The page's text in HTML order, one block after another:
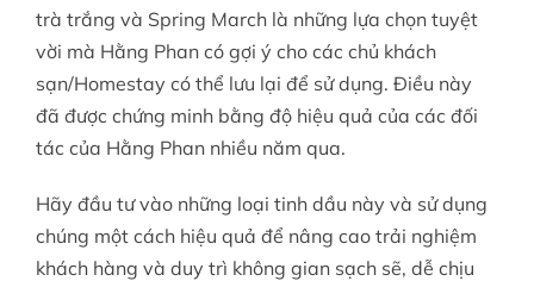
trà trắng và Spring March là những lựa chọn tuyệt
vời mà Hằng Phan có gợi ý cho các chủ khách
sạn/Homestay có thể lưu lại để sử dụng. Điều này
đã được chứng minh bằng độ hiệu quả của các đối
tác của Hằng Phan nhiều năm qua.
Hãy đầu tư vào những loại tinh dầu này và sử dụng
chúng một cách hiệu quả để nâng cao trải nghiệm
khách hàng và duy trì không gian sạch sẽ, dễ chịu